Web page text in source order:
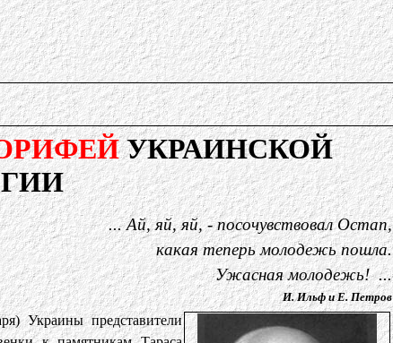
УКРАИНСКОЙ
... Ай, яй, яй, - посочувствовал Остап,
какая теперь молодежь пошла.
Ужасная молодежь! ...
И. Ильф и Е. Петров
Украины представители